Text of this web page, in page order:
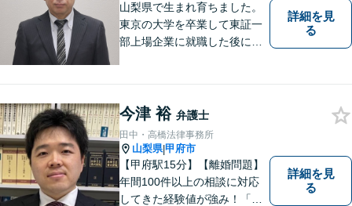
山梨県で生まれ育ちました。
東京の大学を卒業して東証一
部上場企業に就職した後に司
に弁護士登録した後は、山梨
県内を中心に様々な案件を取
り扱ってきました。
詳細を見
る
今津 裕 弁護士
田中・高橋法律事務所
山梨県|甲府市
【甲府駅15分】【離婚問題】
年間100件以上の相談に対応
してきた経験値が強み！「離
詳細を見
る